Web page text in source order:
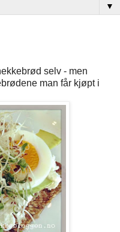
▼
selv - men
man får kjøpt i